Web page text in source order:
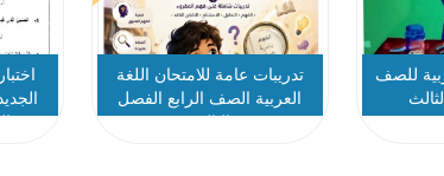
للصف
تدريبات عامة للامتحان اللغة
العربية الصف الرابع الفصل
الثالث